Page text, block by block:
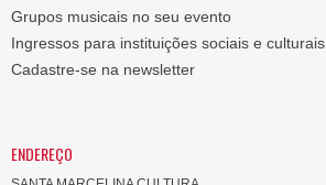
Grupos musicais no seu evento
Ingressos para instituições sociais e culturais
Cadastre-se na newsletter
ENDEREÇO